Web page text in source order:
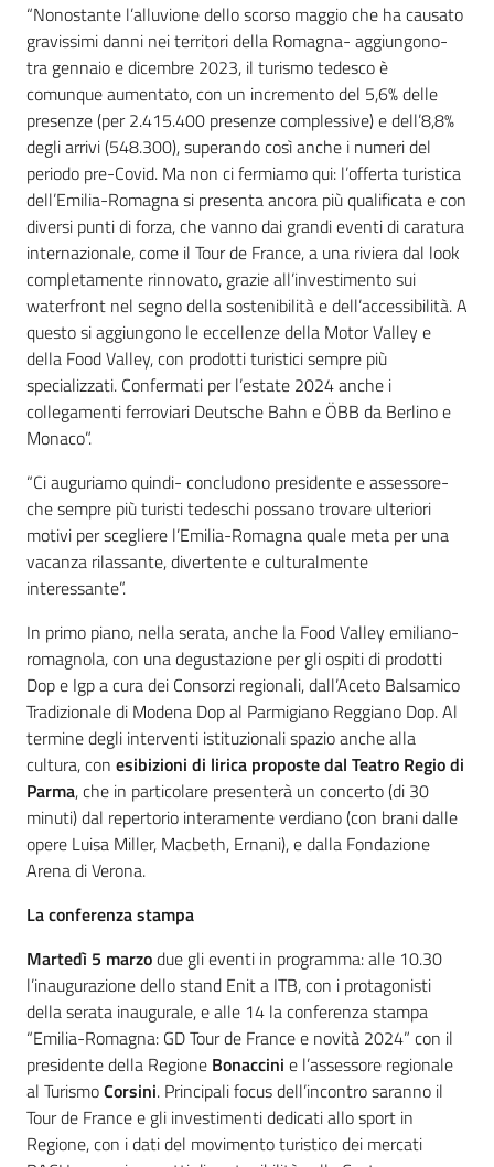
“Nonostante l’alluvione dello scorso maggio che ha causato
gravissimi danni nei territori della Romagna- aggiungono-
tra gennaio e dicembre 2023, il turismo tedesco è
comunque aumentato, con un incremento del 5,6% delle
presenze (per 2.415.400 presenze complessive) e dell’8,8%
degli arrivi (548.300), superando così anche i numeri del
periodo pre-Covid. Ma non ci fermiamo qui: l’offerta turistica
dell’Emilia-Romagna si presenta ancora più qualificata e con
diversi punti di forza, che vanno dai grandi eventi di caratura
internazionale, come il Tour de France, a una riviera dal look
completamente rinnovato, grazie all’investimento sui
waterfront nel segno della sostenibilità e dell’accessibilità. A
questo si aggiungono le eccellenze della Motor Valley e
della Food Valley, con prodotti turistici sempre più
specializzati. Confermati per l’estate 2024 anche i
collegamenti ferroviari Deutsche Bahn e ÖBB da Berlino e
Monaco”.
“Ci auguriamo quindi- concludono presidente e assessore-
che sempre più turisti tedeschi possano trovare ulteriori
motivi per scegliere l’Emilia-Romagna quale meta per una
vacanza rilassante, divertente e culturalmente
interessante”.
In primo piano, nella serata, anche la Food Valley emiliano-
romagnola, con una degustazione per gli ospiti di prodotti
Dop e Igp a cura dei Consorzi regionali, dall’Aceto Balsamico
Tradizionale di Modena Dop al Parmigiano Reggiano Dop. Al
termine degli interventi istituzionali spazio anche alla
cultura, con esibizioni di lirica proposte dal Teatro Regio di
Parma, che in particolare presenterà un concerto (di 30
minuti) dal repertorio interamente verdiano (con brani dalle
opere Luisa Miller, Macbeth, Ernani), e dalla Fondazione
Arena di Verona.
La conferenza stampa
Martedì 5 marzodue gli eventi in programma: alle 10.30
l’inaugurazione dello stand Enit a ITB, con i protagonisti
della serata inaugurale, e alle 14 la conferenza stampa
“Emilia-Romagna: GD Tour de France e novità 2024” con il
presidente della Regione Bonaccini e l’assessore regionale
al TurismoCorsini. Principali focus dell’incontro saranno il
Tour de France e gli investimenti dedicati allo sport in
Regione, con i dati del movimento turistico dei mercati